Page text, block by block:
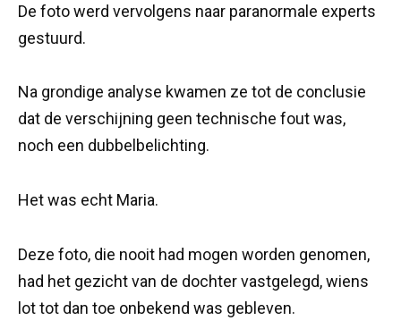
De foto werd vervolgens naar paranormale experts
gestuurd.
Na grondige analyse kwamen ze tot de conclusie
dat de verschijning geen technische fout was,
noch een dubbelbelichting.
Het was echt Maria.
Deze foto, die nooit had mogen worden genomen,
had het gezicht van de dochter vastgelegd, wiens
lot tot dan toe onbekend was gebleven.